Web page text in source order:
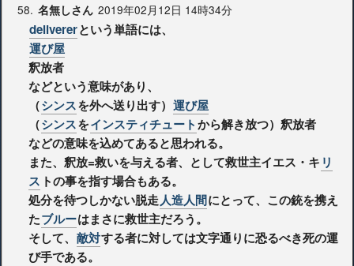
58. 名無しさん 2019年02月12日 14時34分
delivererという単語には、
運び屋
釈放者
などという意味があり、
（シンスを外へ送り出す） 運び屋
（シンスをインスティチュートから解き放つ）釈放者
などの意味を込めてあると思われる。
また、釈放=救いを与える者、として救世主イエス・キ リ
ス トの事を指す場合もある。
処分を待つしかない脱走人造人間にとって、この銃を携え
たブルーはまさに救世主だろう。
そして、 敵対する者に対しては文字通りに恐るべき死の運
び手である。